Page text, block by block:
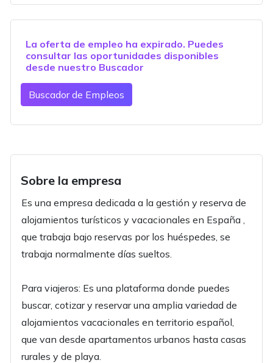
La oferta de empleo ha expirado. Puedes
consultar las oportunidades disponibles
desde nuestro Buscador
Buscador de Empleos
Sobre la empresa
Es una empresa dedicada a la gestión y reserva de
alojamientos turísticos y vacacionales en España ,
que trabaja bajo reservas por los huéspedes, se
trabaja normalmente días sueltos.
Para viajeros: Es una plataforma donde puedes
buscar, cotizar y reservar una amplia variedad de
alojamientos vacacionales en territorio español,
que van desde apartamentos urbanos hasta casas
rurales y de playa.